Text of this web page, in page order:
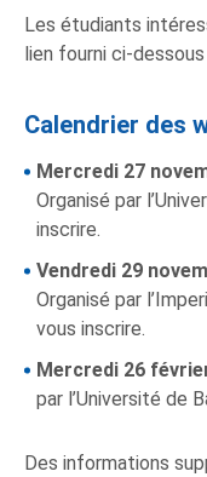
Les étudiants
lien fourni ci-dessous
Calendrier des
Mercredi 27
Organisé par
inscrire.
Vendredi 29
Organisé par
vous inscrire.
Mercredi 26
par l’Université de
Des informations